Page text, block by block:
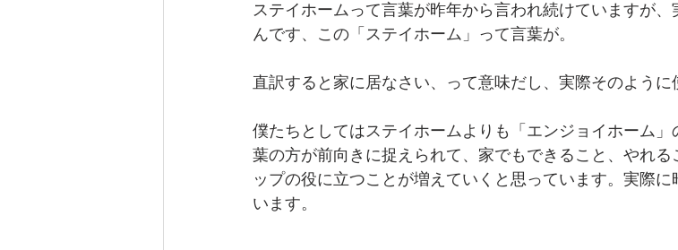
ステイホームって言葉が昨年から言われ続けていますが
んです、この「ステイホーム」って言葉が。
直訳すると家に居なさい、って意味だし、実際そのように
僕たちとしてはステイホームよりも「エンジョイホーム
葉の方が前向きに捉えられて、家でもできること、やれ
ップの役に立つことが増えていくと思っています。実際に
います。